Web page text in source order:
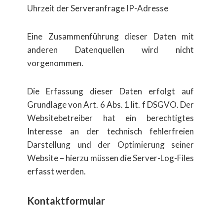
Uhrzeit der Serveranfrage IP-Adresse
Eine Zusammenführung dieser Daten mit
anderen Datenquellen wird nicht
vorgenommen.
Die Erfassung dieser Daten erfolgt auf
Grundlage von Art. 6 Abs. 1 lit. f DSGVO. Der
Websitebetreiber hat ein berechtigtes
Interesse an der technisch fehlerfreien
Darstellung und der Optimierung seiner
Website – hierzu m​üssen die Server-Log-Files
erfasst werden.
Kontaktformular